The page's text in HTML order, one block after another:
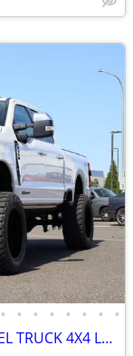
• • • • • • • •
2023 Ford F-350 Platinum LIFTED DIESEL TRUCK 4X4 LOADED